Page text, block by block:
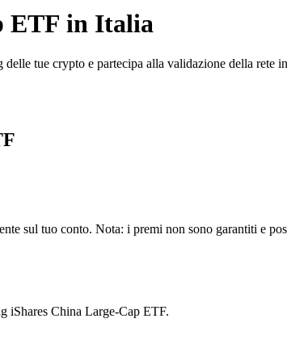
ETF in Italia
tue crypto e partecipa alla validazione della rete
sul tuo conto. Nota: i premi non sono garantiti e
iShares China Large-Cap ETF.